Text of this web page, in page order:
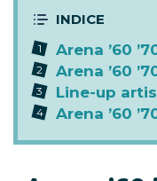
Arena ’60
Arena ’60
Line-up
Arena ’60